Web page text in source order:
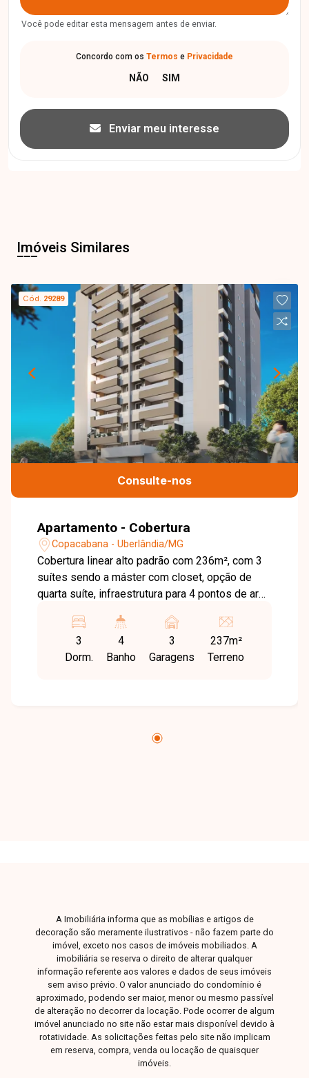
Você pode editar esta mensagem antes de enviar.
Concordo com os Termos e Privacidade
Enviar meu interesse
Imóveis Similares
Cód. 29289
Consulte-nos
Apartamento - Cobertura
Copacabana - Uberlândia/MG
Cobertura linear alto padrão com 236m², com 3
suítes sendo a máster com closet, opção de
quarta suíte, infraestrutura para 4 pontos de ar
de serviço, acesso da cozinha para a varanda
gourmet, varanda multiuso, piscina privativa,
closet, lavabo, salão de festas, bicicletário e 3
pronta para tirar suas dúvidas e te acompanhar
3
Dorm.
4
Banho
3
Garagens
237m²
Terreno
A Imobiliária informa que as mobílias e artigos de
decoração são meramente ilustrativos - não fazem parte do
imóvel, exceto nos casos de imóveis mobiliados. A
imobiliária se reserva o direito de alterar qualquer
informação referente aos valores e dados de seus imóveis
sem aviso prévio. O valor anunciado do condomínio é
aproximado, podendo ser maior, menor ou mesmo passível
de alteração no decorrer da locação. Pode ocorrer de algum
imóvel anunciado no site não estar mais disponível devido à
rotatividade. As solicitações feitas pelo site não implicam
em reserva, compra, venda ou locação de quaisquer
imóveis.